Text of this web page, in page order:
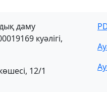
даму
куәлігі,
12/1